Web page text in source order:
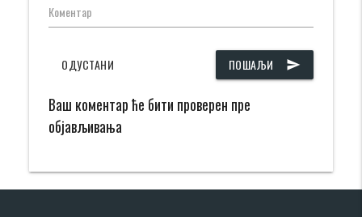
Коментар
ПОШАЉИ send
ОДУСТАНИ
Ваш коментар ће бити проверен пре
објављивања